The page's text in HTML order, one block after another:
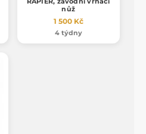
nůž
1 500 Kč
4 týdny